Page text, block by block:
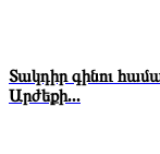
Տակդիր գինու
Արժեքի...